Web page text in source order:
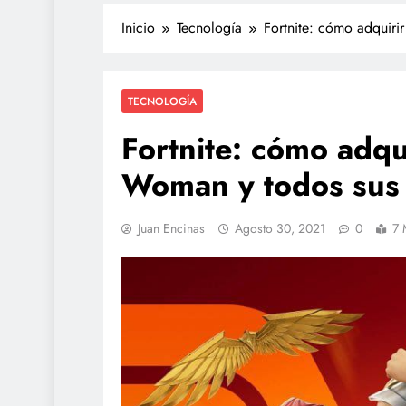
Inicio Tecnología Fortnite: cómo
TECNOLOGÍA
Fortnite: cómo
Woman y todos
Juan Encinas Agosto 30, 2021 0 7